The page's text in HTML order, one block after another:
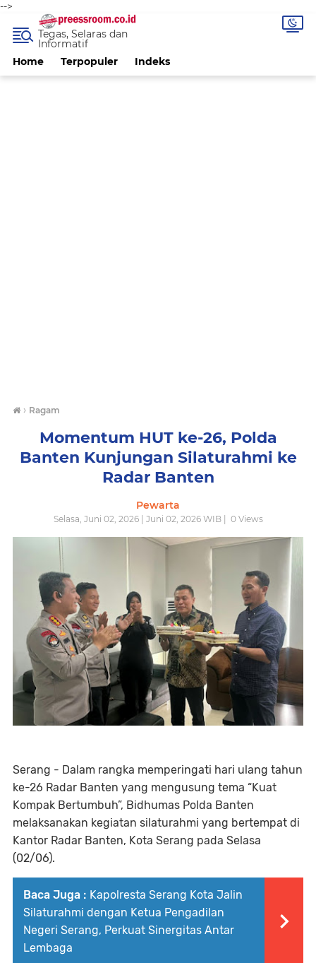
-->
Home Terpopuler Indeks
Tegas, Selaras dan
Informatif
› Ragam
Momentum HUT ke-26, Polda
Banten Kunjungan Silaturahmi ke
Radar Banten
Pewarta
Selasa, Juni 02, 2026 | Juni 02, 2026 WIB | 0Views
Serang - Dalam rangka memperingati hari ulang tahun
ke-26 Radar Banten yang mengusung tema “Kuat
Kompak Bertumbuh”, Bidhumas Polda Banten
melaksanakan kegiatan silaturahmi yang bertempat di
Kantor Radar Banten, Kota Serang pada Selasa
(02/06).
Baca Juga : Kapolresta Serang Kota Jalin
Silaturahmi dengan Ketua Pengadilan
Negeri Serang, Perkuat Sinergitas Antar
Lembaga